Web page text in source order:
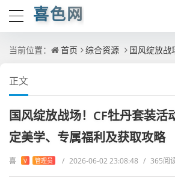
喜色网
当前位置： 首页 综合资源 国风绽放战场！CF牡丹套装
正文
国风绽放战场！CF牡丹套装活
定美学、专属福利及获取攻略
喜 V 管理员 / 2026-06-02 23:08:48 / 365阅